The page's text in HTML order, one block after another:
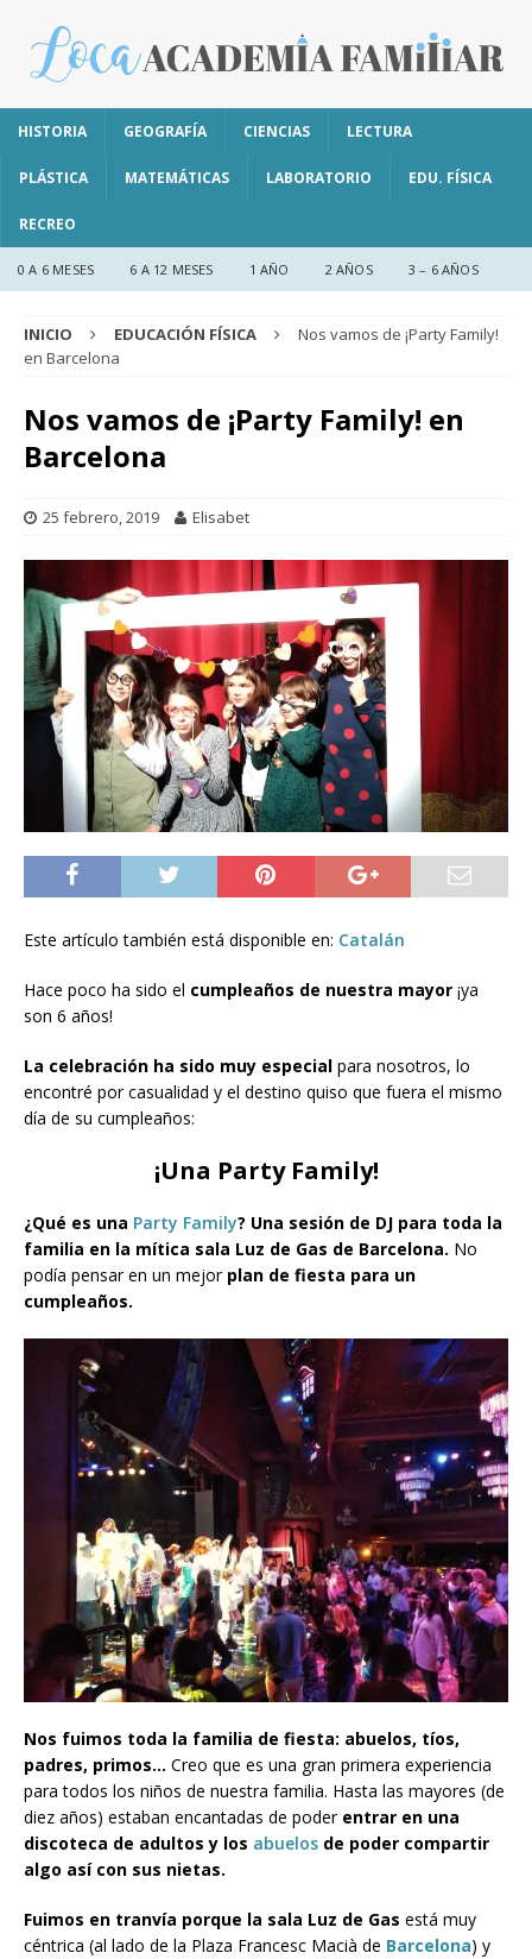
HISTORIA GEOGRAFÍA CIENCIAS LECTURA
PLÁSTICA MATEMÁTICAS LABORATORIO EDU. FÍSICA
RECREO
0 A 6 MESES 6 A 12 MESES 1 AÑO 2 AÑOS 3 – 6 AÑOS
INICIO EDUCACIÓN FÍSICA
Nos vamos de ¡Party Family!
en Barcelona
Nos vamos de ¡Party Family! en
Barcelona
25 febrero, 2019 Elisabet
Este artículo también está disponible en: Catalán
Hace poco ha sido el cumpleaños de nuestra mayor ¡ya
son 6 años!
La celebración ha sido muy especial para nosotros, lo
encontré por casualidad y el destino quiso que fuera el mismo
día de su cumpleaños:
¡Una Party Family!
¿Qué es una Party Family? Una sesión de DJ para toda la
familia en la mítica sala Luz de Gas de Barcelona. No
podía pensar en un mejor plan de fiesta para un
cumpleaños.
Nos fuimos toda la familia de fiesta: abuelos, tíos,
padres, primos… Creo que es una gran primera experiencia
para todos los niños de nuestra familia. Hasta las mayores (de
diez años) estaban encantadas de poder entrar en una
discoteca de adultos y los abuelos de poder compartir
algo así con sus nietas.
Fuimos en tranvía porque la sala Luz de Gas está muy
céntrica (al lado de la Plaza Francesc Macià de Barcelona) y